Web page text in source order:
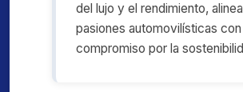
del lujo y el rendimiento,
pasiones automovilísticas con
compromiso por la